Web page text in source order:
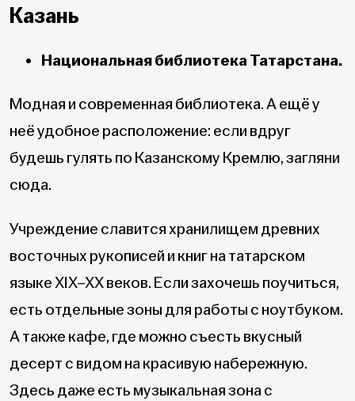
Казань
Национальная библиотека Татарстана.
Модная и современная библиотека. А ещё у
неё удобное расположение: если вдруг
будешь гулять по Казанскому Кремлю, загляни
сюда.
Учреждение славится хранилищем древних
восточных рукописей и книг на татарском
языке XIX–XX веков. Если захочешь поучиться,
есть отдельные зоны для работы с ноутбуком.
А также кафе, где можно съесть вкусный
десерт с видом на красивую набережную.
Здесь даже есть музыкальная зона с